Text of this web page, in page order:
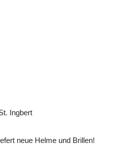
Ingbert
neue Helme und Brillen!